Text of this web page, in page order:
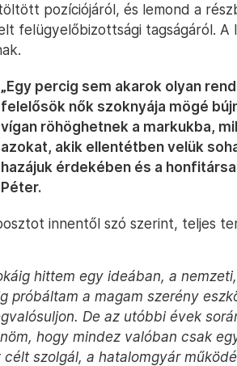
pozíciójáról, és lemond a
felügyelőbizottsági tagságáról. A
„Egy percig sem akarok olyan
felelősök nők szoknyája mögé
vígan röhöghetnek a markukba,
azokat, akik ellentétben velük
hazájuk érdekében és a
Péter.
innentől szó szerint, teljes
hittem egy ideában, a
próbáltam a magam szerény
De az utóbbi évek
hogy mindez valóban csak
célt szolgál, a hatalomgyár